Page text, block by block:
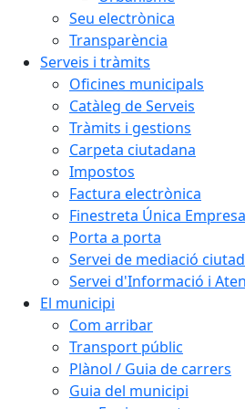
Seu electrònica
Transparència
Serveis i tràmits
Oficines municipals
Catàleg de Serveis
Tràmits i gestions
Carpeta ciutadana
Impostos
Factura electrònica
Finestreta Única
Porta a porta
Servei de mediació
Servei d'Informació i
El municipi
Com arribar
Transport públic
Plànol / Guia de carrers
Guia del municipi